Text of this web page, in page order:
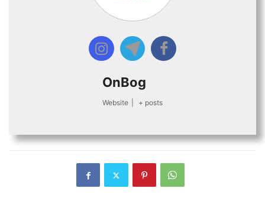
OnBog
Website + posts